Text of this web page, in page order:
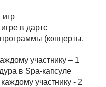
игр
в дартс
(концерты,
участнику – 1
в Spa-капсуле
участнику - 2